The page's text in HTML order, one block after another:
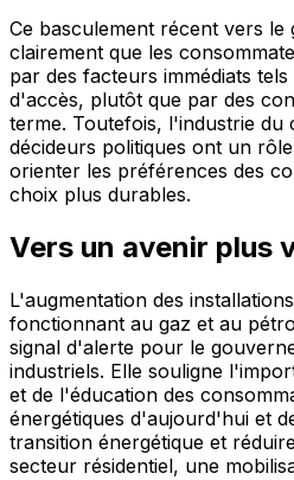
Ce basculement récent vers
clairement que les
par des facteurs immédiats
d'accès, plutôt que par des
terme. Toutefois, l'industrie du
décideurs politiques ont un
orienter les préférences des
choix plus durables.
Vers un avenir plus
L'augmentation des
fonctionnant au gaz et au
signal d'alerte pour le
industriels. Elle souligne
et de l'éducation des
énergétiques d'aujourd'hui et
transition énergétique et
secteur résidentiel, une